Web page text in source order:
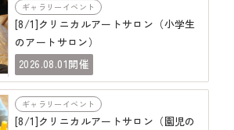
ギャラリーイベント
[8/1]クリニカルアートサロン（小学生
のアートサロン）
2026.08.01開催
ギャラリーイベント
[8/1]クリニカルアートサロン（園児の